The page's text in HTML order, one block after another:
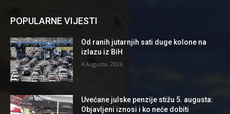
POPULARNE VIJESTI
Od ranih jutarnjih sati duge kolone na
izlazu iz BiH
4 Augusta, 2026
Uvećane julske penzije stižu 5. augusta:
Objavljeni iznosi i ko neće dobiti